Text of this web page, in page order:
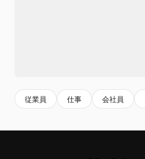
従業員 仕事 会社員